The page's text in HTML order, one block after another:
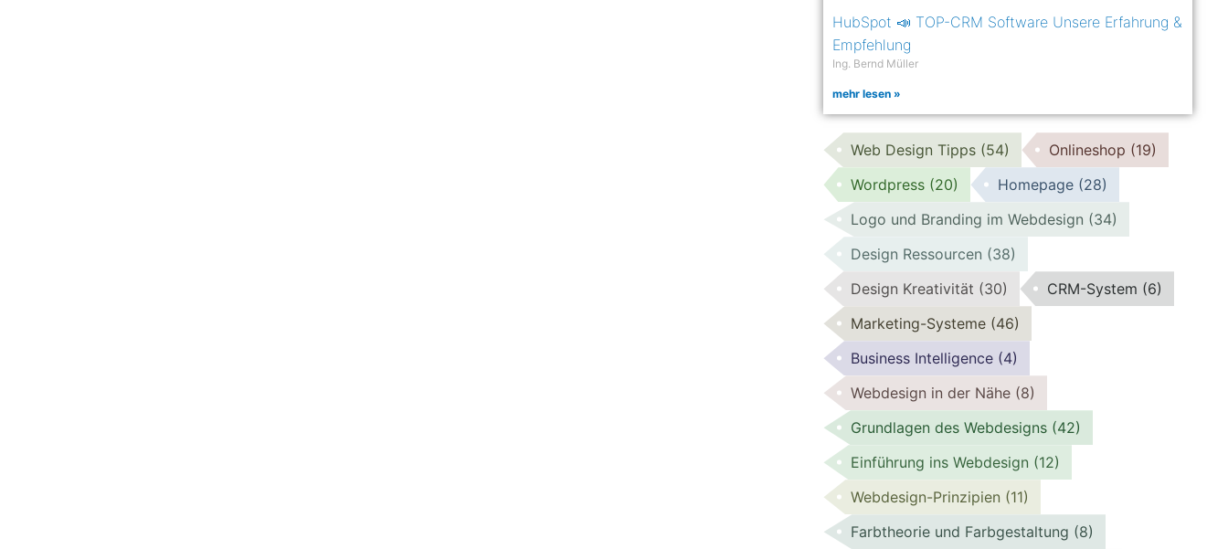
HubSpot 📣 TOP-CRM Software Unsere Erfahrung &
Empfehlung
Ing. Bernd Müller
mehr lesen »
Web Design Tipps (54) Onlineshop (19)
Wordpress (20) Homepage (28)
Logo und Branding im Webdesign (34)
Design Ressourcen (38)
Design Kreativität (30) CRM-System (6)
Marketing-Systeme (46)
Business Intelligence (4)
Webdesign in der Nähe (8)
Grundlagen des Webdesigns (42)
Einführung ins Webdesign (12)
Webdesign-Prinzipien (11)
Farbtheorie und Farbgestaltung (8)